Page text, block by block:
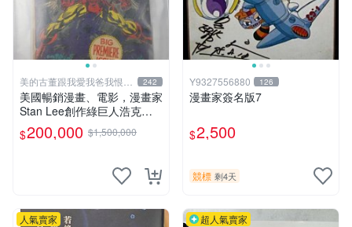
美的古董跟我愛我爸我恨壞
人
242
美國暢銷漫畫、電影，漫畫家
Stan Lee創作綠巨人浩克、
蜘蛛人、X戰警、鋼鐵人，鋼
鐵人是世界最有錢總裁拯救國
8鋼鐵人第一集簽名漫畫
$200,000 $1,500,000
Y9327556880 126
漫畫家簽名版7
$2,500
競標 剩4天
人氣賣家 超人氣賣家